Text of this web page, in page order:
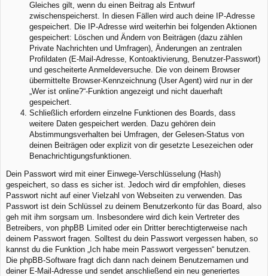
Gleiches gilt, wenn du einen Beitrag als Entwurf
zwischenspeicherst. In diesen Fällen wird auch deine IP-Adresse
gespeichert. Die IP-Adresse wird weiterhin bei folgenden Aktionen
gespeichert: Löschen und Ändern von Beiträgen (dazu zählen
Private Nachrichten und Umfragen), Änderungen an zentralen
Profildaten (E-Mail-Adresse, Kontoaktivierung, Benutzer-Passwort)
und gescheiterte Anmeldeversuche. Die von deinem Browser
übermittelte Browser-Kennzeichnung (User Agent) wird nur in der
„Wer ist online?“-Funktion angezeigt und nicht dauerhaft
gespeichert.
Schließlich erfordern einzelne Funktionen des Boards, dass
weitere Daten gespeichert werden. Dazu gehören dein
Abstimmungsverhalten bei Umfragen, der Gelesen-Status von
deinen Beiträgen oder explizit von dir gesetzte Lesezeichen oder
Benachrichtigungsfunktionen.
Dein Passwort wird mit einer Einwege-Verschlüsselung (Hash)
gespeichert, so dass es sicher ist. Jedoch wird dir empfohlen, dieses
Passwort nicht auf einer Vielzahl von Webseiten zu verwenden. Das
Passwort ist dein Schlüssel zu deinem Benutzerkonto für das Board, also
geh mit ihm sorgsam um. Insbesondere wird dich kein Vertreter des
Betreibers, von phpBB Limited oder ein Dritter berechtigterweise nach
deinem Passwort fragen. Solltest du dein Passwort vergessen haben, so
kannst du die Funktion „Ich habe mein Passwort vergessen“ benutzen.
Die phpBB-Software fragt dich dann nach deinem Benutzernamen und
deiner E-Mail-Adresse und sendet anschließend ein neu generiertes